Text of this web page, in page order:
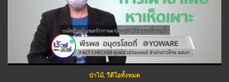
ป่าไม้,วีดีโอทั้งหมด